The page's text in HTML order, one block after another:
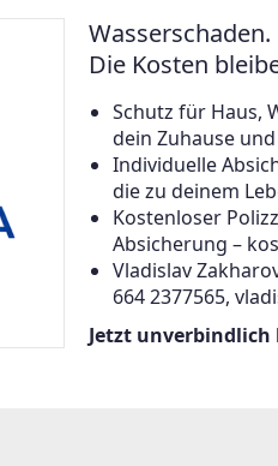
Die Kosten
Schutz für Haus,
dein Zuhause
Individuelle
die zu deinem
Kostenloser
Absicherung –
Vladislav
664 2377565,
Jetzt unverbindlich